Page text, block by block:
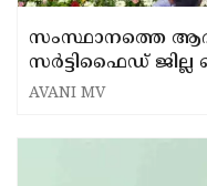
സംസ്ഥാനത്തെ
സർട്ടിഫൈഡ്
പത്തനംതിട്ടയിൽ
AVANI MV